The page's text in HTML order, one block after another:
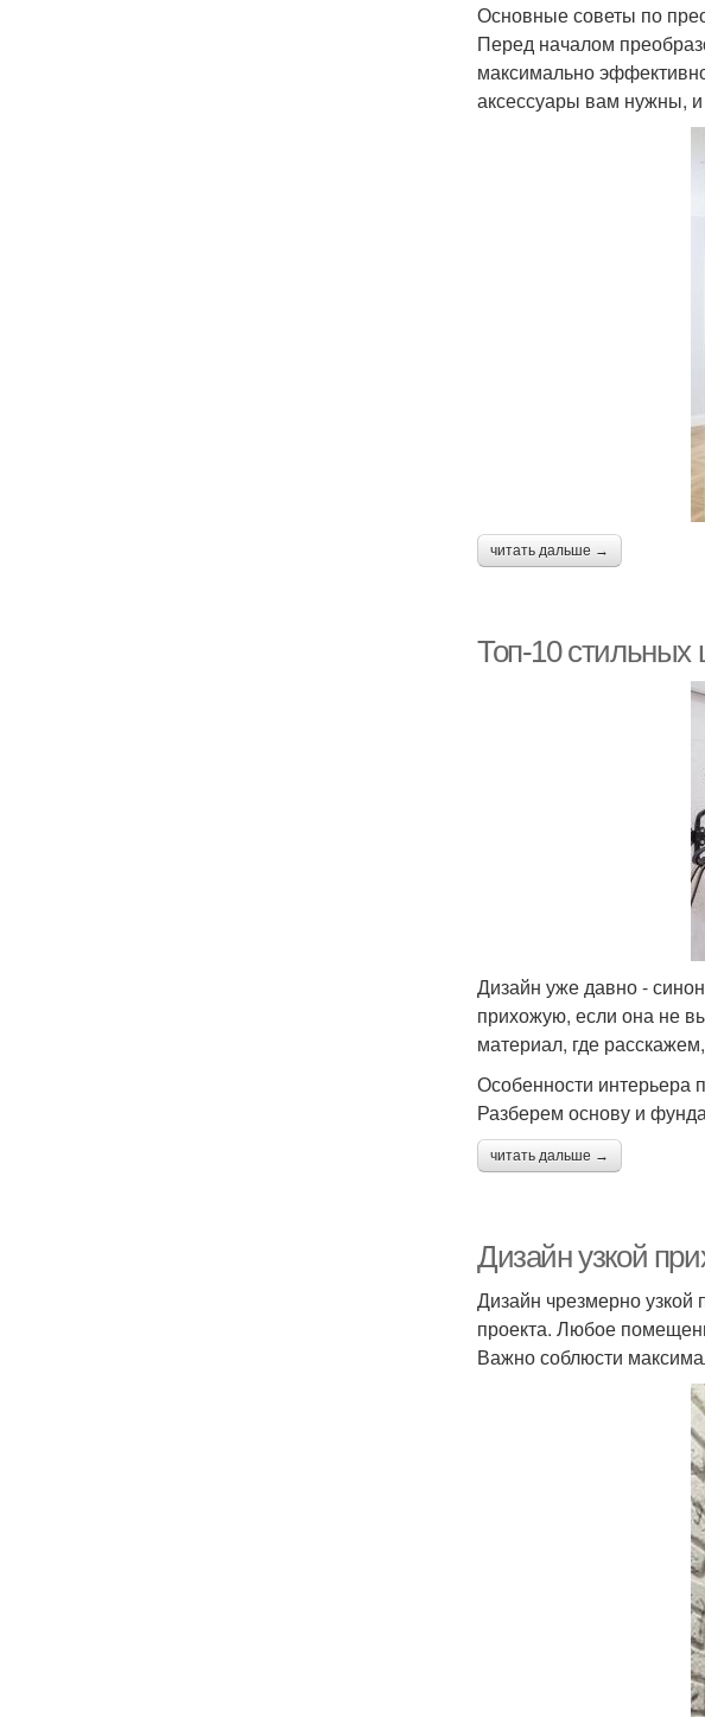
Основные советы по
Перед началом
максимально
аксессуары вам нужны, и
читать дальше →
Топ-10
Дизайн уже давно -
прихожую, если она не
материал, где
Особенности интерьера
Разберем основу и
читать дальше →
Дизайн узкой
Дизайн чрезмерно узкой
проекта. Любое
Важно соблюсти